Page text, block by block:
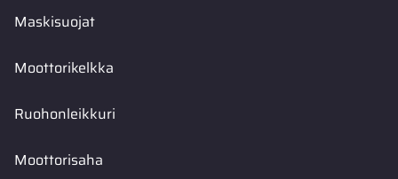
Maskisuojat
Moottorikelkka
Ruohonleikkuri
Moottorisaha